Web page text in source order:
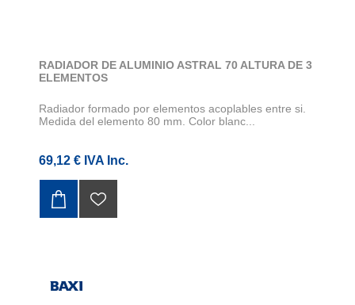
RADIADOR DE ALUMINIO ASTRAL 70 ALTURA DE 3
ELEMENTOS
Radiador formado por elementos acoplables entre si.
Medida del elemento 80 mm. Color blanc...
69,12 € IVA Inc.